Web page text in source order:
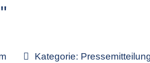
Kategorie: